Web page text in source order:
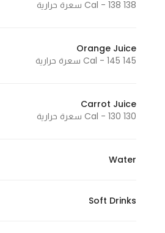
138 Cal - 138 سعرة حرارية
Orange Juice
145 Cal - 145 سعرة حرارية
Carrot Juice
130 Cal - 130 سعرة حرارية
Water
Soft Drinks